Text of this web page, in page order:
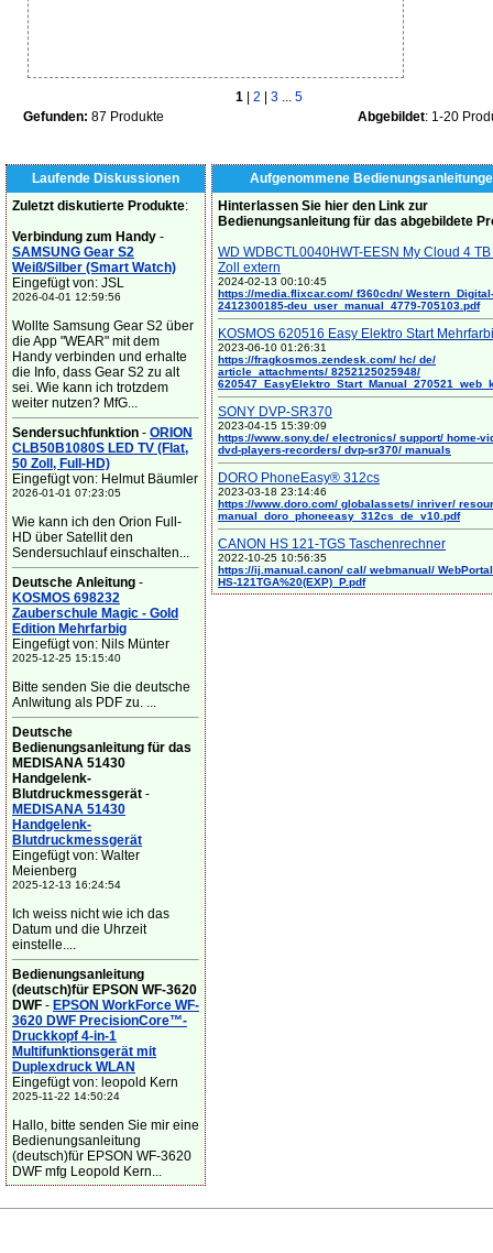
1 2 3 ... 5
Gefunden: 87 Produkte Abgebildet: 1-20
Laufende Diskussionen
Zuletzt diskutierte Produkte:
Verbindung zum Handy -
SAMSUNG Gear S2
Weiß/Silber (Smart Watch)
Eingefügt von: JSL
2026-04-01 12:59:56
Wollte Samsung Gear S2 über
die App "WEAR" mit dem
Handy verbinden und erhalte
die Info, dass Gear S2 zu alt
sei. Wie kann ich trotzdem
weiter nutzen? MfG...
Sendersuchfunktion - ORION
CLB50B1080S LED TV (Flat,
50 Zoll, Full-HD)
Eingefügt von: Helmut Bäumler
2026-01-01 07:23:05
Wie kann ich den Orion Full-
HD über Satellit den
Sendersuchlauf einschalten...
Deutsche Anleitung -
KOSMOS 698232
Zauberschule Magic - Gold
Edition Mehrfarbig
Eingefügt von: Nils Münter
2025-12-25 15:15:40
Bitte senden Sie die deutsche
Anlwitung als PDF zu. ...
Deutsche
Bedienungsanleitung für das
MEDISANA 51430
Handgelenk-
Blutdruckmessgerät -
MEDISANA 51430
Handgelenk-
Blutdruckmessgerät
Eingefügt von: Walter
Meienberg
2025-12-13 16:24:54
Ich weiss nicht wie ich das
Datum und die Uhrzeit
einstelle....
Bedienungsanleitung
(deutsch)für EPSON WF-3620
DWF - EPSON WorkForce WF-
3620 DWF PrecisionCore™-
Druckkopf 4-in-1
Multifunktionsgerät mit
Duplexdruck WLAN
Eingefügt von: leopold Kern
2025-11-22 14:50:24
Hallo, bitte senden Sie mir eine
Bedienungsanleitung
(deutsch)für EPSON WF-3620
DWF mfg Leopold Kern...
Aufgenommene
Hinterlassen Sie hier den Link zur
Bedienungsanleitung für das abgebildete
WD WDBCTL0040HWT-EESN My Cloud 4
Zoll extern
2024-02-13 00:10:45
https://media.flixcar.com/ f360cdn/ Western_Digital-
2412300185-deu_user_manual_4779-705103.pdf
KOSMOS 620516 Easy Elektro Start
2023-06-10 01:26:31
https://fragkosmos.zendesk.com/ hc/ de/
article_attachments/ 8252125025948/
SONY DVP-SR370
2023-04-15 15:39:09
https://www.sony.de/ electronics/ support/ home-
dvd-players-recorders/ dvp-sr370/ manuals
DORO PhoneEasy® 312cs
2023-03-18 23:14:46
https://www.doro.com/ globalassets/ inriver/
manual_doro_phoneeasy_312cs_de_v10.pdf
CANON HS 121-TGS Taschenrechner
2022-10-25 10:56:35
https://ij.manual.canon/ cal/ webmanual/
HS-121TGA%20(EXP)_P.pdf